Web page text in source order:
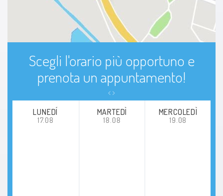
Scegli l'orario più opportuno e
prenota un appuntamento!
LUNEDÍ
17.08
MARTEDÌ
18.08
MERCOLEDÌ
19.08